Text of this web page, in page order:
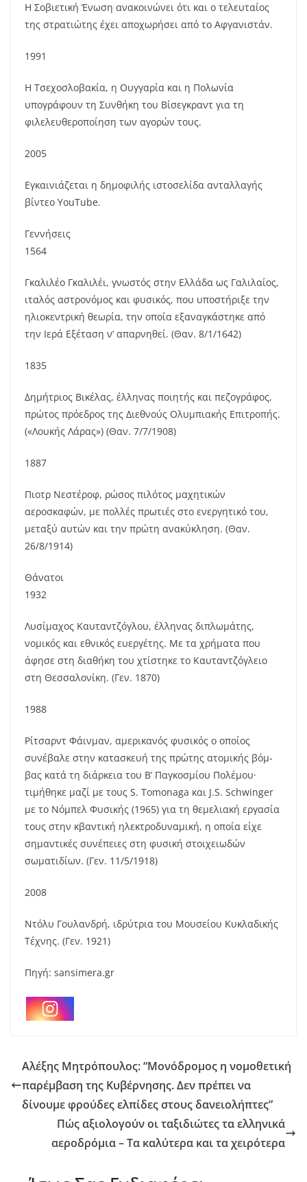
Η Σοβιετική Ένωση ανακοινώνει ότι και ο τελευταίος
της στρατιώτης έχει αποχωρήσει από το Αφγανιστάν.
1991
Η Τσεχοσλοβακία, η Ουγγαρία και η Πολωνία
υπογράφουν τη Συνθήκη του Βίσεγκραντ για τη
φιλελευθεροποίηση των αγορών τους.
2005
Εγκαινιάζεται η δημοφιλής ιστοσελίδα ανταλλαγής
βίντεο YouTube.
Γεννήσεις
1564
Γκαλιλέο Γκαλιλέι, γνωστός στην Ελλάδα ως Γαλιλαίος,
ιταλός αστρονόμος και φυσικός, που υποστήριξε την
ηλιοκεντρική θεωρία, την οποία εξαναγκάστηκε από
την Ιερά Εξέταση ν’ απαρνηθεί. (Θαν. 8/1/1642)
1835
Δημήτριος Βικέλας, έλληνας ποιητής και πεζογράφος,
πρώτος πρόεδρος της Διεθνούς Ολυμπιακής Επιτροπής.
(«Λουκής Λάρας») (Θαν. 7/7/1908)
1887
Πιοτρ Νεστέροφ, ρώσος πιλότος μαχητικών
αεροσκαφών, με πολλές πρωτιές στο ενεργητικό του,
μεταξύ αυτών και την πρώτη ανακύκληση. (Θαν.
26/8/1914)
Θάνατοι
1932
Λυσίμαχος Καυταντζόγλου, έλληνας διπλωμάτης,
νομικός και εθνικός ευεργέτης. Με τα χρήματα που
άφησε στη διαθήκη του χτίστηκε το Καυταντζόγλειο
στη Θεσσαλονίκη. (Γεν. 1870)
1988
Ρίτσαρντ Φάινμαν, αμερικανός φυσικός ο οποίος
συνέβαλε στην κατασκευή της πρώτης ατομικής βόμ­
βας κατά τη διάρκεια του Β’ Παγκοσμίου Πολέμου·
τιμήθηκε μαζί με τους S. Tomonaga και J.S. Schwinger
με το Νόμπελ Φυσικής (1965) για τη θεμελιακή εργασία
τους στην κβαντική ηλεκτροδυναμική, η οποία είχε
σημαντικές συνέπειες στη φυσική στοιχειωδών
σωματιδίων. (Γεν. 11/5/1918)
2008
Ντόλυ Γουλανδρή, ιδρύτρια του Μουσείου Κυκλαδικής
Τέχνης. (Γεν. 1921)
Πηγή: sansimera.gr
Αλέξης Μητρόπουλος: “Μονόδρομος η νομοθετική
παρέμβαση της Κυβέρνησης. Δεν πρέπει να
δίνουμε φρούδες ελπίδες στους δανειολήπτες”
Πώς αξιολογούν οι ταξιδιώτες τα ελληνικά
αεροδρόμια – Τα καλύτερα και τα χειρότερα